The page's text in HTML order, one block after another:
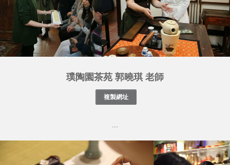
璞陶園茶苑 郭曉琪 老師
....